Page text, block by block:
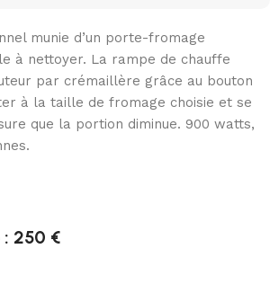
munie d’un porte-fromage
à nettoyer. La rampe de chauffe
par crémaillère grâce au bouton
à la taille de fromage choisie et se
que la portion diminue. 900 watts,
250 €